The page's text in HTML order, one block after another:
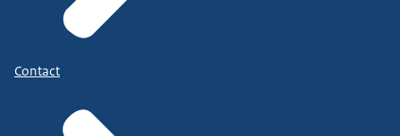
Contact